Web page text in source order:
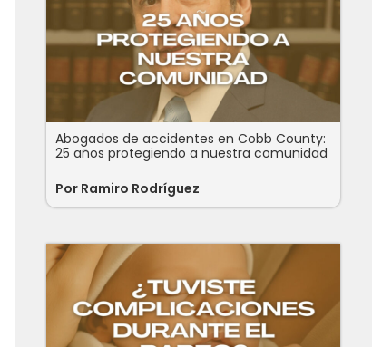
Abogados de accidentes en Cobb County:
25 años protegiendo a nuestra comunidad
Por Ramiro Rodríguez